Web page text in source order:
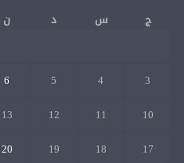
ج
س د ن
3
4
5
6
10
11
12
13
17
18
19
20